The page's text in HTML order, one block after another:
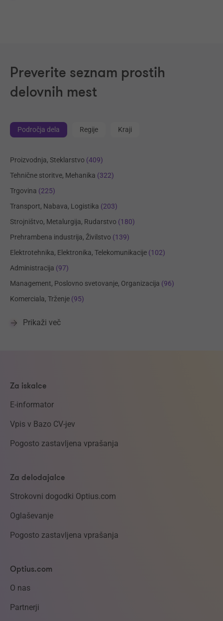
Preverite seznam prostih
delovnih mest
Področja dela Regije Kraji
Proizvodnja, Steklarstvo (409)
Tehnične storitve, Mehanika (322)
Trgovina (225)
Transport, Nabava, Logistika (203)
Strojništvo, Metalurgija, Rudarstvo (180)
Prehrambena industrija, Živilstvo (139)
Elektrotehnika, Elektronika, Telekomunikacije (102)
Administracija (97)
Management, Poslovno svetovanje, Organizacija (96)
Komerciala, Trženje (95)
Prikaži več
Za iskalce
E-informator
Vpis v Bazo CV-jev
Pogosto zastavljena vprašanja
Za delodajalce
Strokovni dogodki Optius.com
Oglaševanje
Pogosto zastavljena vprašanja
Optius.com
O nas
Partnerji